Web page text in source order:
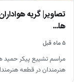
تصاویر| گریه
ها…
۵ ماه قبل
مراسم تشییع پیکر حمید
هنرمندان در قطعه